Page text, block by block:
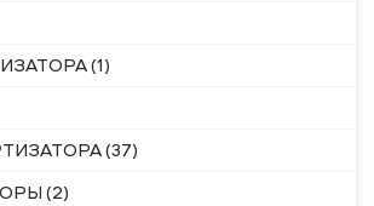
(1)
(37)
(2)